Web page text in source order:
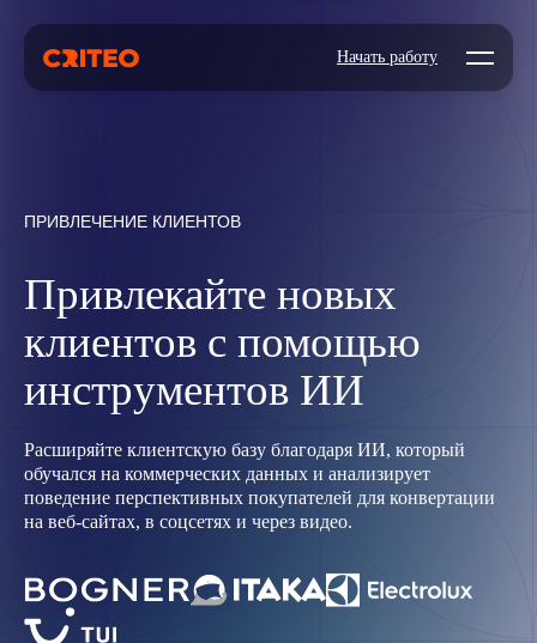
Начать работу Open
ПРИВЛЕЧЕНИЕ КЛИЕНТОВ
Привлекайте новых
клиентов с помощью
инструментов ИИ
Расширяйте клиентскую базу благодаря ИИ, который
обучался на коммерческих данных и анализирует
поведение перспективных покупателей для конвертации
на веб-сайтах, в соцсетях и через видео.